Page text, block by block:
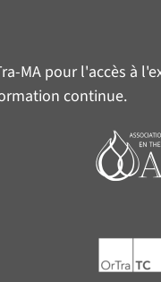
MA pour l'accès à
continue.